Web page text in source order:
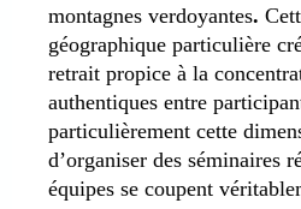
montagnes verdoyantes.
géographique particulière
retrait propice à la
authentiques entre
particulièrement cette
d’organiser des séminaires
équipes se coupent